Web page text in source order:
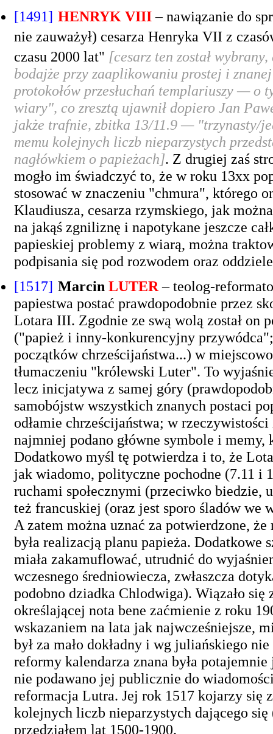
[1491] HENRYK VIII– nawiązanie do
nie zauważył) cesarza Henryka VII z
czasu 2000 lat" [cesarz ten został
bodajże przy zaaplikowaniu prostej i
protokołów przesłuchań templariuszy —
wiary", co zresztą ujawnił dopiero Jan
jakże trafnie, zbitka 13/11.9 — "trzynasty/
memu kolejnych liczb nieparzystych
nagłówkiem o papieżach]. Z drugiej zaś
mogło im świadczyć to, że w roku 13xx
stosować w znaczeniu "chmura", którego
Klaudiusza, cesarza rzymskiego, jak
na jakąś zgniliznę i napotykane jeszcze
papieskiej problemy z wiarą, można
podpisania się pod rozwodem oraz
[1517] Marcin LUTER – teolog-
papiestwa postać prawdopodobnie przez
Lotara III. Zgodnie ze swą wolą został on
("papież i inny-konkurencyjny
początków chrześcijaństwa...) w
tłumaczeniu "królewski Luter". To
lecz inicjatywa z samej góry
samobójstw wszystkich znanych postaci
odłamie chrześcijaństwa; w
najmniej podano główne symbole i
Dodatkowo myśl tę potwierdza i to, że
jak wiadomo, polityczne pochodne (7.11 i
ruchami społecznymi (przeciwko
też francuskiej (oraz jest sporo śladów we
A zatem można uznać za potwierdzone,
była realizacją planu papieża.
miała zakamuflować, utrudnić do
wczesnego średniowiecza, zwłaszcza
podobno dziadka Chlodwiga). Wiązało
określającej nota bene zaćmienie z roku
wskazaniem na lata jak najwcześniejsze,
był za mało dokładny i wg juliańskiego
reformy kalendarza znana była
nie podawano jej publicznie do
reformacja Lutra. Jej rok 1517 kojarzy się
kolejnych liczb nieparzystych dającego
przedziałem lat 1500-1900.